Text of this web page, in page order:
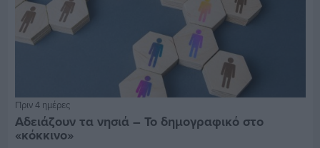
Πριν 4 ημέρες
Αδειάζουν τα νησιά – Το δημογραφικό στο
«κόκκινο»